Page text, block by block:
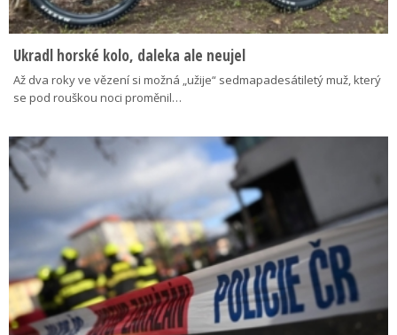
Ukradl horské kolo, daleka ale neujel
Až dva roky ve vězení si možná „užije“ sedmapadesátiletý muž, který
se pod rouškou noci proměnil…